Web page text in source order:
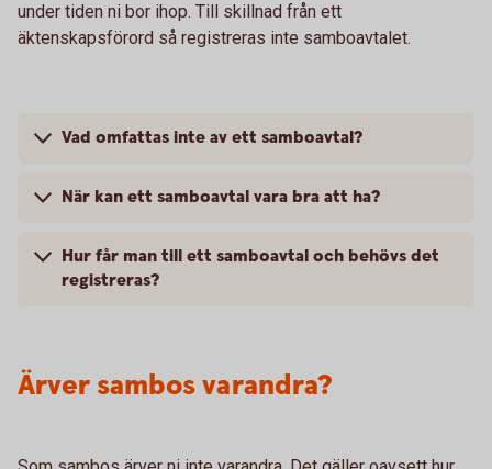
under tiden ni bor ihop. Till skillnad från ett
äktenskapsförord så registreras inte samboavtalet.
Vad omfattas inte av ett samboavtal?
När kan ett samboavtal vara bra att ha?
Hur får man till ett samboavtal och behövs det
registreras?
Ärver sambos varandra?